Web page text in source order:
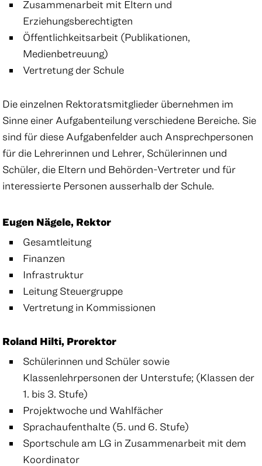
Zusammenarbeit mit Eltern und
Erziehungsberechtigten
Öffentlichkeitsarbeit (Publikationen,
Medienbetreuung)
Vertretung der Schule
Die einzelnen Rektoratsmitglieder übernehmen im
Sinne einer Aufgabenteilung verschiedene Bereiche. Sie
sind für diese Aufgabenfelder auch Ansprechpersonen
für die Lehrerinnen und Lehrer, Schülerinnen und
Schüler, die Eltern und Behörden-Vertreter und für
interessierte Personen ausserhalb der Schule.
Eugen Nägele, Rektor
Gesamtleitung
Finanzen
Infrastruktur
Leitung Steuergruppe
Vertretung in Kommissionen
Roland Hilti, Prorektor
Schülerinnen und Schüler sowie
Klassenlehrpersonen der Unterstufe; (Klassen der
1. bis 3. Stufe)
Projektwoche und Wahlfächer
Sprachaufenthalte (5. und 6. Stufe)
Sportschule am LG in Zusammenarbeit mit dem
Koordinator